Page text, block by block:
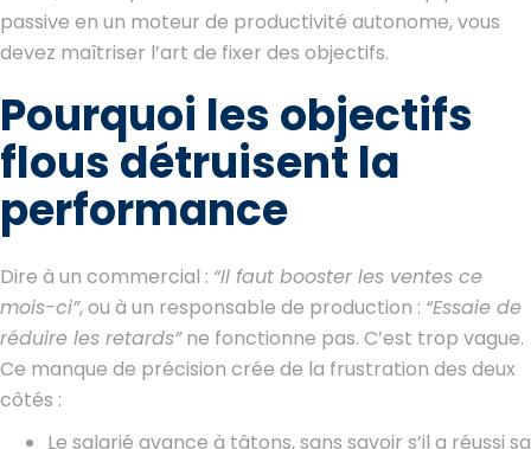
passive en un moteur de productivité autonome, vous
devez maîtriser l’art de fixer des objectifs.
Pourquoi les objectifs
flous détruisent la
performance
Dire à un commercial : “Il faut booster les ventes ce
mois-ci”, ou à un responsable de production : “Essaie de
réduire les retards”ne fonctionne pas. C’est trop vague.
Ce manque de précision crée de la frustration des deux
côtés :
Le salarié avance à tâtons, sans savoir s’il a réussi sa